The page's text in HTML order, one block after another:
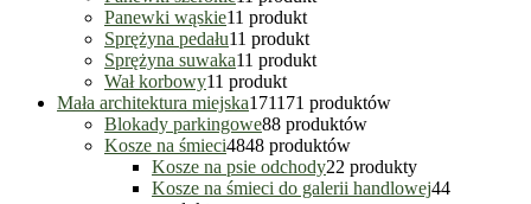
Panewki wąskie11 produkt
Sprężyna pedału11 produkt
Sprężyna suwaka11 produkt
Wał korbowy11 produkt
Mała architektura miejska171171 produktów
Blokady parkingowe88 produktów
Kosze na śmieci4848 produktów
Kosze na psie odchody22 produkty
Kosze na śmieci do galerii handlowej44